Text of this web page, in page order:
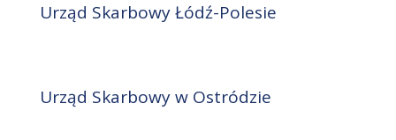
Urząd Skarbowy Łódź-Polesie
Urząd Skarbowy w Ostródzie